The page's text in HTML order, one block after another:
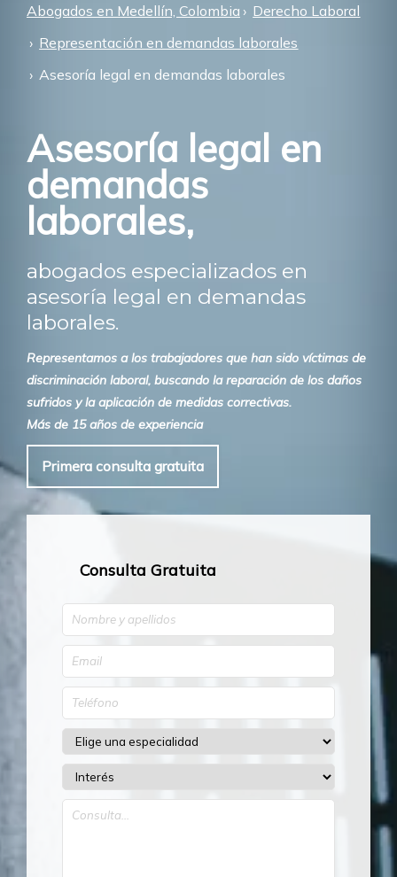
Abogados en Medellín, Colombia
Derecho Laboral
Representación en demandas laborales
Asesoría legal en demandas laborales
Asesoría legal en
demandas
laborales,
abogados especializados en
asesoría legal en demandas
laborales.
Representamos a los trabajadores que han sido víctimas de
discriminación laboral, buscando la reparación de los daños
sufridos y la aplicación de medidas correctivas.
Más de 15 años de experiencia
Primera consulta gratuita
Consulta Gratuita